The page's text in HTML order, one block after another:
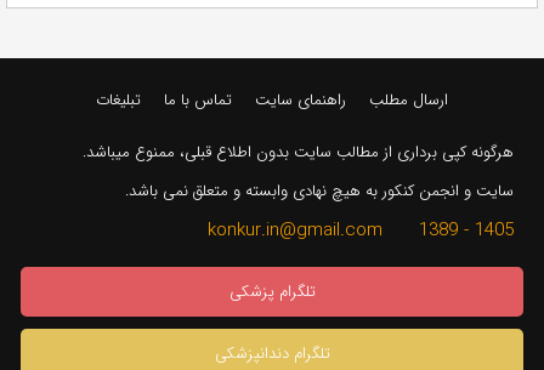
ارسال مطلب راهنمای سایت تماس با ما تبلیغات
هرگونه کپی برداری از مطالب سایت بدون اطلاع قبلی، ممنوع میباشد.
سایت و انجمن کنکور به هیچ نهادی وابسته و متعلق نمی باشد.
1405 - 1389 konkur.in@gmail.com
تلگرام پزشکی
تلگرام دندانپزشکی